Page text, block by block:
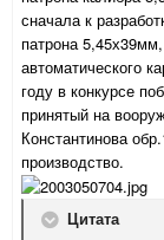
сначала к
патрона
автоматического
году в конкурсе
принятый на
Константинова
производство.
Цитата